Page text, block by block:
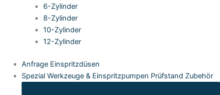
6-Zylinder
8-Zylinder
10-Zylinder
12-Zylinder
Anfrage Einspritzdüsen
Spezial Werkzeuge & Einspritzpumpen Prüfstand Zubehör